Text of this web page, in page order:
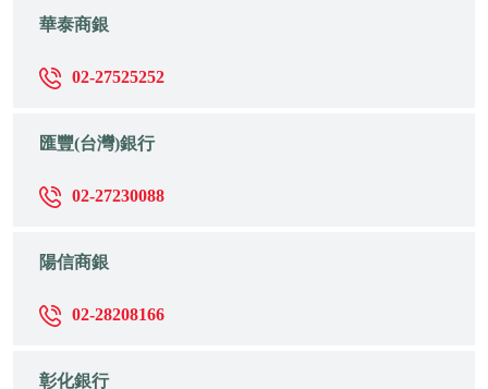
華泰商銀
02-27525252
匯豐(台灣)銀行
02-27230088
陽信商銀
02-28208166
彰化銀行